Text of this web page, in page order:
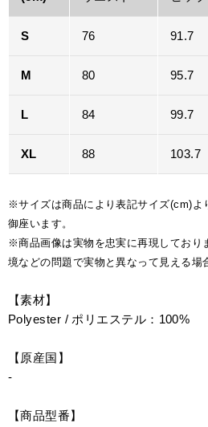
S 76 91.7
M 80 95.7
L 84 99.7
XL 88 103.7
※サイズは商品により表記サイズ(cm)よ
御座います。
※商品画像は実物を忠実に再現しており
境などの問題で実物と異なって見える場
【素材】
Polyester / ポリエステル：100%
【原産国】
-
【商品型番】